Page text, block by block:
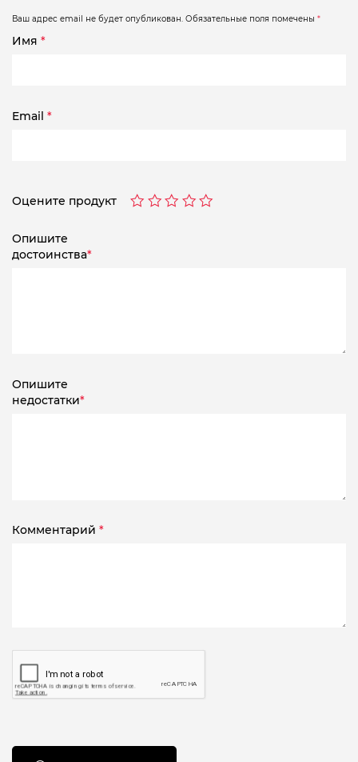
Ваш адрес email не будет опубликован. Обязательные поля помечены *
Имя *
Email *
Оцените продукт
Опишите
достоинства*
Опишите
недостатки*
Комментарий *